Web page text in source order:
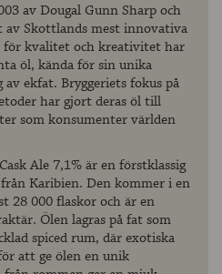
av Dougal Gunn Sharp och
Skottlands mest innovativa
för kvalitet och kreativitet har
öl, kända för sin unika
ekfat. Bryggeriets fokus på
har gjort deras öl till
som konsumenter världen
Ale 7,1% är en förstklassig
Karibien. Den kommer i en
28 000 flaskor och är en
Ölen lagras på fat som
spiced rum, där exotiska
att ge ölen en unik